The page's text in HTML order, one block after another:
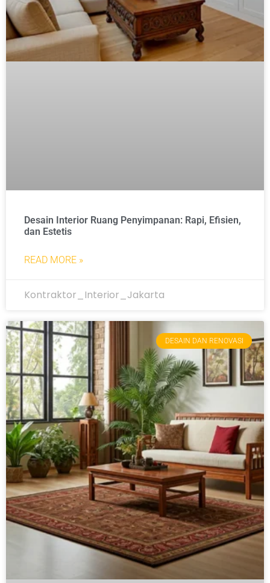
Desain Interior Ruang Penyimpanan: Rapi, Efisien,
dan Estetis
READ MORE »
Kontraktor_Interior_Jakarta
DESAIN DAN RENOVASI